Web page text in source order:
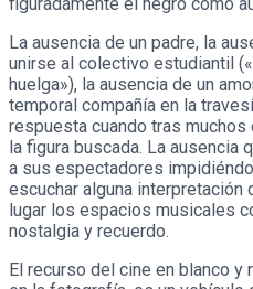
La ausencia de un padre, la
unirse al colectivo estudiantil
huelga»), la ausencia de un
temporal compañía en la
respuesta cuando tras
la figura buscada. La ausencia
a sus espectadores
escuchar alguna interpretación
lugar los espacios musicales
nostalgia y recuerdo.
El recurso del cine en blanco y